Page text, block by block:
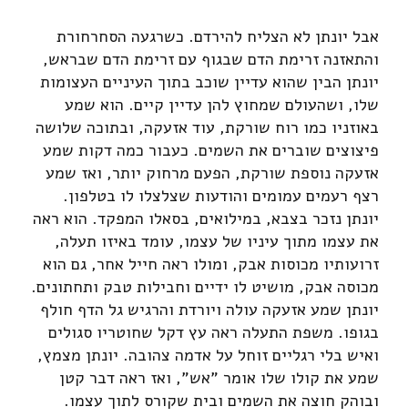
אבל יונתן לא הצליח להירדם. כשרגעה הסחרחורת
והתאזנה זרימת הדם שבגוף עם זרימת הדם שבראש,
יונתן הבין שהוא עדיין שוכב בתוך העיניים העצומות
שלו, ושהעולם שמחוץ להן עדיין קיים. הוא שמע
באוזניו כמו רוח שורקת, עוד אזעקה, ובתוכה שלושה
פיצוצים שוברים את השמים. כעבור כמה דקות שמע
אזעקה נוספת שורקת, הפעם מרחוק יותר, ואז שמע
רצף רעמים עמומים והודעות שצלצלו לו בטלפון.
יונתן נזכר בצבא, במילואים, בסאלו המפקד. הוא ראה
את עצמו מתוך עיניו של עצמו, עומד באיזו תעלה,
זרועותיו מכוסות אבק, ומולו ראה חייל אחר, גם הוא
מכוסה אבק, מושיט לו ידיים וחבילות טבק ותחתונים.
יונתן שמע אזעקה עולה ויורדת והרגיש גל הדף חולף
בגופו. משפת התעלה ראה עץ דקל שחוטריו סגולים
ואיש בלי רגליים זוחל על אדמה צהובה. יונתן מצמץ,
שמע את קולו שלו אומר "אש", ואז ראה דבר קטן
ובוהק חוצה את השמים ובית שקורס לתוך עצמו.